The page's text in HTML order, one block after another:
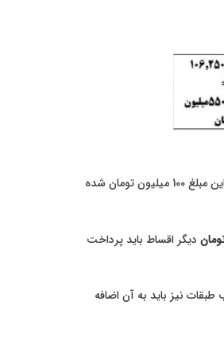
واحد 110 متری در سال 1402 مبلغ 78 میلیون تومان اقساط پرداخت نموده (شروع اقساط از اواسط سال بوده) که در سال 1403 این مبلغ 100 میلیون تومان شده
دیگر اقساط باید پرداخت
نیز باید به آن اضافه